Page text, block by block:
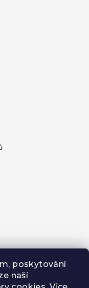
poskytování
naší